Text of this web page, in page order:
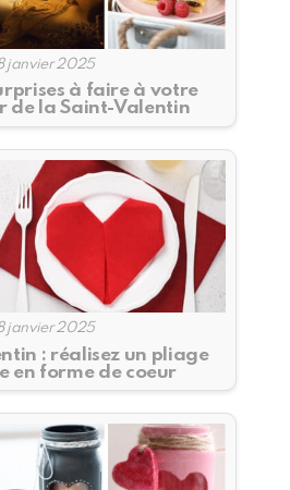
janvier 2025
à faire à votre
de la Saint-Valentin
janvier 2025
: réalisez un pliage
en forme de coeur